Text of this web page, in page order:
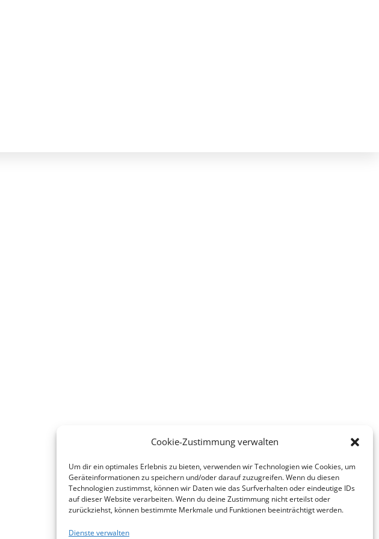
Cookie-Zustimmung verwalten
Um dir ein optimales Erlebnis zu bieten, verwenden wir Technologien wie Cookies, um
Geräteinformationen zu speichern und/oder darauf zuzugreifen. Wenn du diesen
Technologien zustimmst, können wir Daten wie das Surfverhalten oder eindeutige IDs
auf dieser Website verarbeiten. Wenn du deine Zustimmung nicht erteilst oder
zurückziehst, können bestimmte Merkmale und Funktionen beeinträchtigt werden.
Dienste verwalten